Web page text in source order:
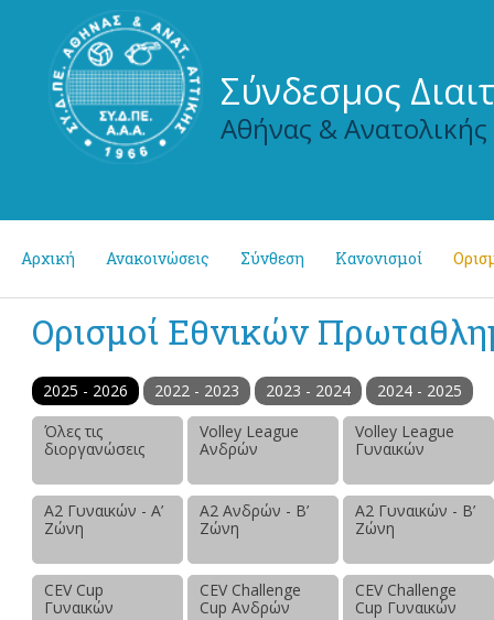
Σύνδεσμος
Αθήνας & Ανατολικής
Αρχική Ανακοινώσεις Σύνθεση Κανονισμοί
Ορισμοί Εθνικών
2025 - 2026 2022 - 2023 2023 - 2024
2024 - 2025
Όλες τις
διοργανώσεις
Volley League
Ανδρών
Volley League
Γυναικών
Α2 Γυναικών - Α’
Ζώνη
Α2 Ανδρών - Β’
Ζώνη
Α2 Γυναικών - Β’
Ζώνη
CEV Cup
Γυναικών
CEV Challenge
Cup Ανδρών
CEV Challenge
Cup Γυναικών